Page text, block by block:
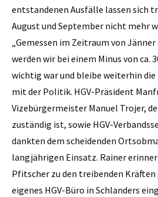
entstandenen Ausfälle lassen sich
August und September nicht mehr
„Gemessen im Zeitraum von
werden wir bei einem Minus von ca.
wichtig war und bleibe weiterhin
mit der Politik. HGV-Präsident
Vizebürgermeister Manuel Trojer,
zuständig ist, sowie HGV-
dankten dem scheidenden
langjährigen Einsatz. Rainer
Pfitscher zu den treibenden
eigenes HGV-Büro in Schlanders